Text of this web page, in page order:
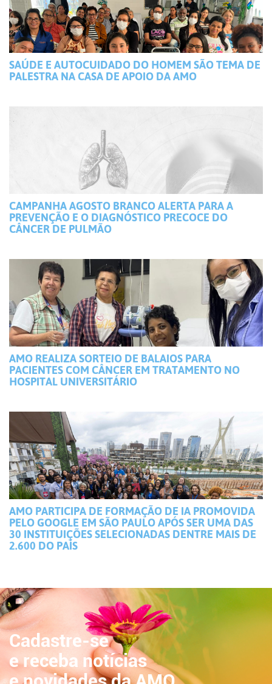
SAÚDE E AUTOCUIDADO DO HOMEM SÃO TEMA DE
PALESTRA NA CASA DE APOIO DA AMO
CAMPANHA AGOSTO BRANCO ALERTA PARA A
PREVENÇÃO E O DIAGNÓSTICO PRECOCE DO
CÂNCER DE PULMÃO
AMO REALIZA SORTEIO DE BALAIOS PARA
PACIENTES COM CÂNCER EM TRATAMENTO NO
HOSPITAL UNIVERSITÁRIO
AMO PARTICIPA DE FORMAÇÃO DE IA PROMOVIDA
PELO GOOGLE EM SÃO PAULO APÓS SER UMA DAS
30 INSTITUIÇÕES SELECIONADAS DENTRE MAIS DE
2.600 DO PAÍS
Cadastre-se
e receba notícias